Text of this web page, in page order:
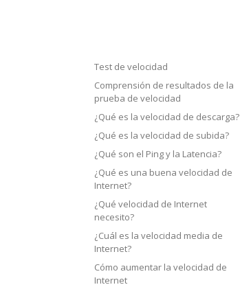
Test de velocidad
Comprensión de resultados de la
prueba de velocidad
¿Qué es la velocidad de descarga?
¿Qué es la velocidad de subida?
¿Qué son el Ping y la Latencia?
¿Qué es una buena velocidad de
Internet?
¿Qué velocidad de Internet
necesito?
¿Cuál es la velocidad media de
Internet?
Cómo aumentar la velocidad de
Internet